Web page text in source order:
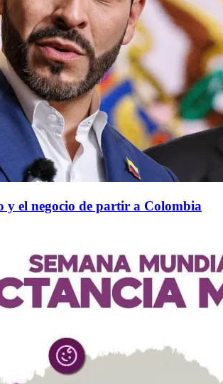
y el negocio de partir a Colombia